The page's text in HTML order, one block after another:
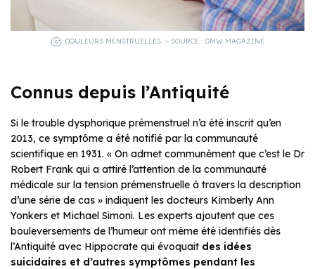
DOULEURS MENSTRUELLES – SOURCE : OMW MAGAZINE
Connus depuis l’Antiquité
Si le trouble dysphorique prémenstruel n’a été inscrit qu’en
2013, ce symptôme a été notifié par la communauté
scientifique en 1931. « On admet communément que c’est le Dr
Robert Frank qui a attiré l’attention de la communauté
médicale sur la tension prémenstruelle à travers la description
d’une série de cas » indiquent les docteurs Kimberly Ann
Yonkers et Michael Simoni. Les experts ajoutent que ces
bouleversements de l’humeur ont même été identifiés dès
l’Antiquité avec Hippocrate qui évoquait des idées
suicidaires et d’autres symptômes pendant les